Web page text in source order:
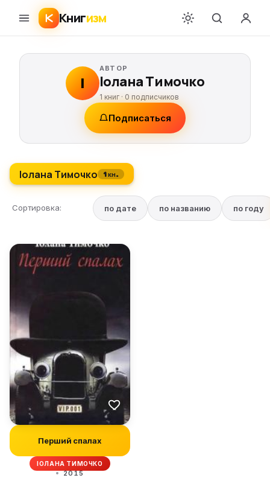
Книгизм
І
АВТОР
Іолана Тимочко
1 книг · 0 подписчиков
Подписаться
Іолана Тимочко 1 кн.
Сортировка: по дате по названию по году
Перший спалах
ІОЛАНА ТИМОЧКО
2015